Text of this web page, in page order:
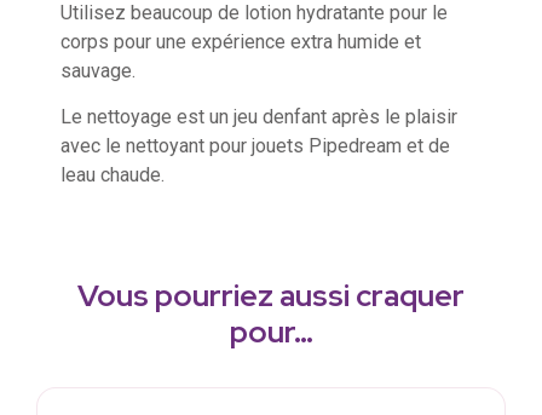
Utilisez beaucoup de lotion hydratante pour le
corps pour une expérience extra humide et
sauvage.
Le nettoyage est un jeu denfant après le plaisir
avec le nettoyant pour jouets Pipedream et de
leau chaude.
Vous pourriez aussi craquer
pour…